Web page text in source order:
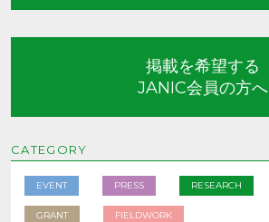
掲載を希望する
JANIC会員の方へ
CATEGORY
EVENT PRESS RESEARCH
GRANT FIELDWORK